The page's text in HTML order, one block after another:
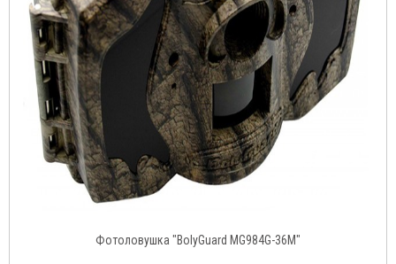
Фотоловушка "BolyGuard MG984G-36M"